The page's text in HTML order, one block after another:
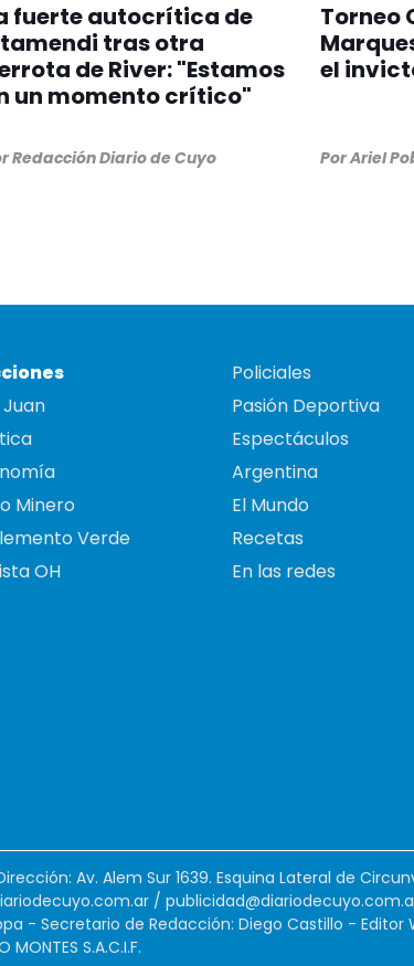
fuerte autocrítica de
tras otra
de River: "Estamos
un momento crítico"
Redacción Diario de Cuyo
Torneo
el
PorAriel
Juan
Minero
Verde
OH
Policiales
Pasión Deportiva
Espectáculos
Argentina
El Mundo
Recetas
En las redes
Av. Alem Sur 1639. Esquina Lateral de
/
- Secretario de Redacción: Diego Castillo - Editor
S.A.C.I.F.